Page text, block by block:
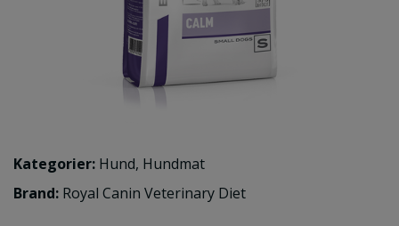
Kategorier: Hund, Hundmat
Brand: Royal Canin Veterinary Diet